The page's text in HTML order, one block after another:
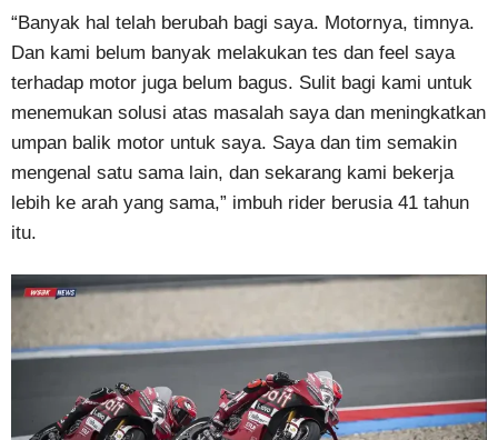
“Banyak hal telah berubah bagi saya. Motornya, timnya.
Dan kami belum banyak melakukan tes dan feel saya
terhadap motor juga belum bagus. Sulit bagi kami untuk
menemukan solusi atas masalah saya dan meningkatkan
umpan balik motor untuk saya. Saya dan tim semakin
mengenal satu sama lain, dan sekarang kami bekerja
lebih ke arah yang sama,” imbuh rider berusia 41 tahun
itu.